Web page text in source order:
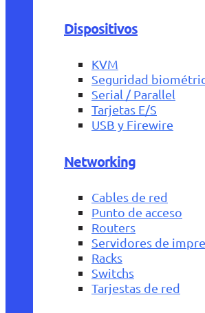
Dispositivos
KVM
Seguridad
Serial / Parallel
Tarjetas E/S
USB y Firewire
Networking
Cables de red
Punto de acceso
Routers
Servidores de
Racks
Switchs
Tarjestas de red